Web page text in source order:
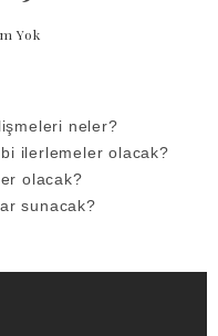
Yok
neler?
ilerlemeler olacak?
olacak?
sunacak?